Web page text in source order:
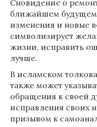
Сновидение о
ближайшем будущем
изменения и новые
символизирует
жизни, исправить
лучше.
В исламском
также может
обращения к своей
исправления своих
призывом к